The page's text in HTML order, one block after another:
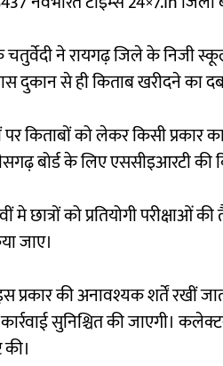
ने रायगढ़ जिले के निजी
दुकान से ही किताब खरीदने का
पर किताबों को लेकर किसी
बोर्ड के लिए एससीइआरटी की
मे छात्रों को प्रतियोगी
जाए।
प्रकार की अनावश्यक शर्तें रखीं
सुनिश्चित की जाएगी।